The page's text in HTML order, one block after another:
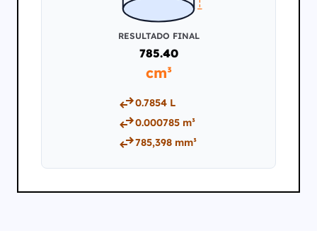
RESULTADO FINAL
785.40
cm³
0.7854 L
0.000785 m³
785,398 mm³